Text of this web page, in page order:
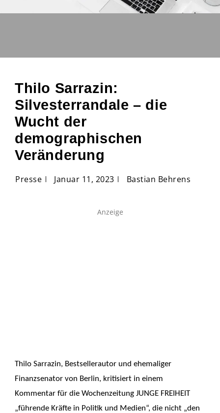
Thilo Sarrazin:
Silvesterrandale – die
Wucht der
demographischen
Veränderung
Presse Januar 11, 2023 Bastian Behrens
Anzeige
Thilo Sarrazin, Bestsellerautor und ehemaliger
Finanzsenator von Berlin, kritisiert in einem
Kommentar für die Wochenzeitung JUNGE FREIHEIT
„führende Kräfte in Politik und Medien“, die nicht „den